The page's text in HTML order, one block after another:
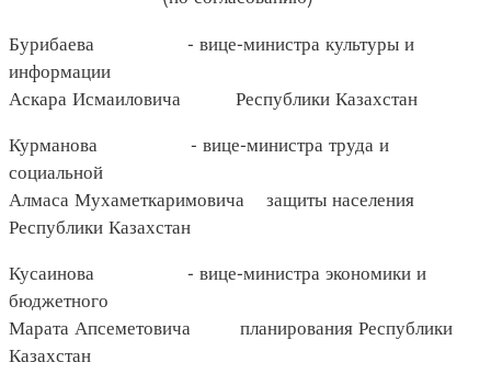
Бурибаева - вице-министра культуры и
информации
Аскара Исмаиловича Республики Казахстан
Курманова - вице-министра труда и
социальной
Алмаса Мухаметкаримовича защиты населения
Республики Казахстан
Кусаинова - вице-министра экономики и
бюджетного
Марата Апсеметовича планирования Республики
Казахстан